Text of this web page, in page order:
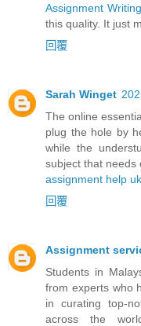
Assignment
this quality. It just
回覆
Sarah Winget
The online
plug the hole by
while the
subject that needs
assignment help uk
回覆
Assignment
Students in
from experts who
in curating top-
across the